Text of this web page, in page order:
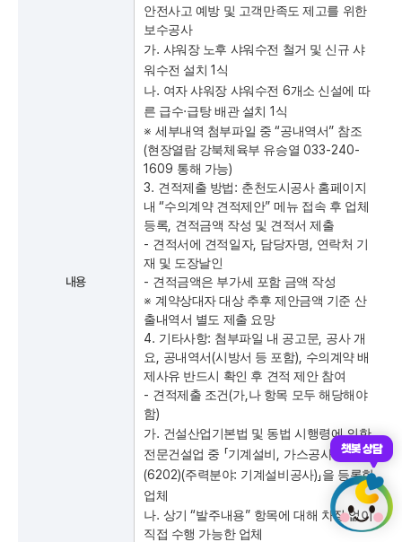
내용
안전사고 예방 및 고객만족도 제고를 위한
보수공사
가. 샤워장 노후 샤워수전 철거 및 신규 샤
워수전 설치1 식
나. 여자 샤워장 샤워수전 6개소 신설에 따
른 급수·급탕 배관 설치 1 식
※ 세부내역 첨부파일 중 “공내역서 ” 참조
(현장열람 강북체육부 유승열 033-240-
1609 통해 가능)
3. 견적제출 방법 : 춘천도시공사 홈페이지
내“수의계약 견적제안”메뉴 접속 후 업체
등록 견적금액 작성 및 견적서 제출
- 견적서에 견적일자, 담당자명
연락처 기
재 및 도장날인
- 견적금액은 부가세 포함 금액 작성
※ 계약상대자 대상 추후 제안금액 기준 산
출내역서 별도 제출 요망
4. 기타사항: 첨부파일 내 공고문 공사 개
요
공내역서 (시방서 등 포함),
수의계약 배
제사유 반드시 확인 후 견적 제안 참여
- 견적제출 조건(가, 나 항목 모두 해당해야
함)
가. 건설산업기본법 및 동법 시행령에 의한
전문건설업 중 「 기계설비 가스공사업
(6202)(주력분야: 기계설비공사)」 을 등록한
업체
나. 상기“발주내용” 항목에 대해 차질 없이
직접 수행 가능한 업체
챗봇 상담